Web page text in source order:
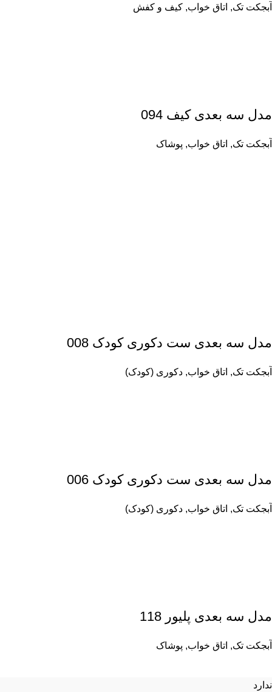
آبجکت تک, اتاق خواب, کیف و کفش
مدل سه بعدی کیف 094
آبجکت تک, اتاق خواب, پوشاک
مدل سه بعدی ست دکوری کودک 008
آبجکت تک, اتاق خواب, دکوری (کودک)
مدل سه بعدی ست دکوری کودک 006
آبجکت تک, اتاق خواب, دکوری (کودک)
مدل سه بعدی پلیور 118
آبجکت تک, اتاق خواب, پوشاک
ندارد